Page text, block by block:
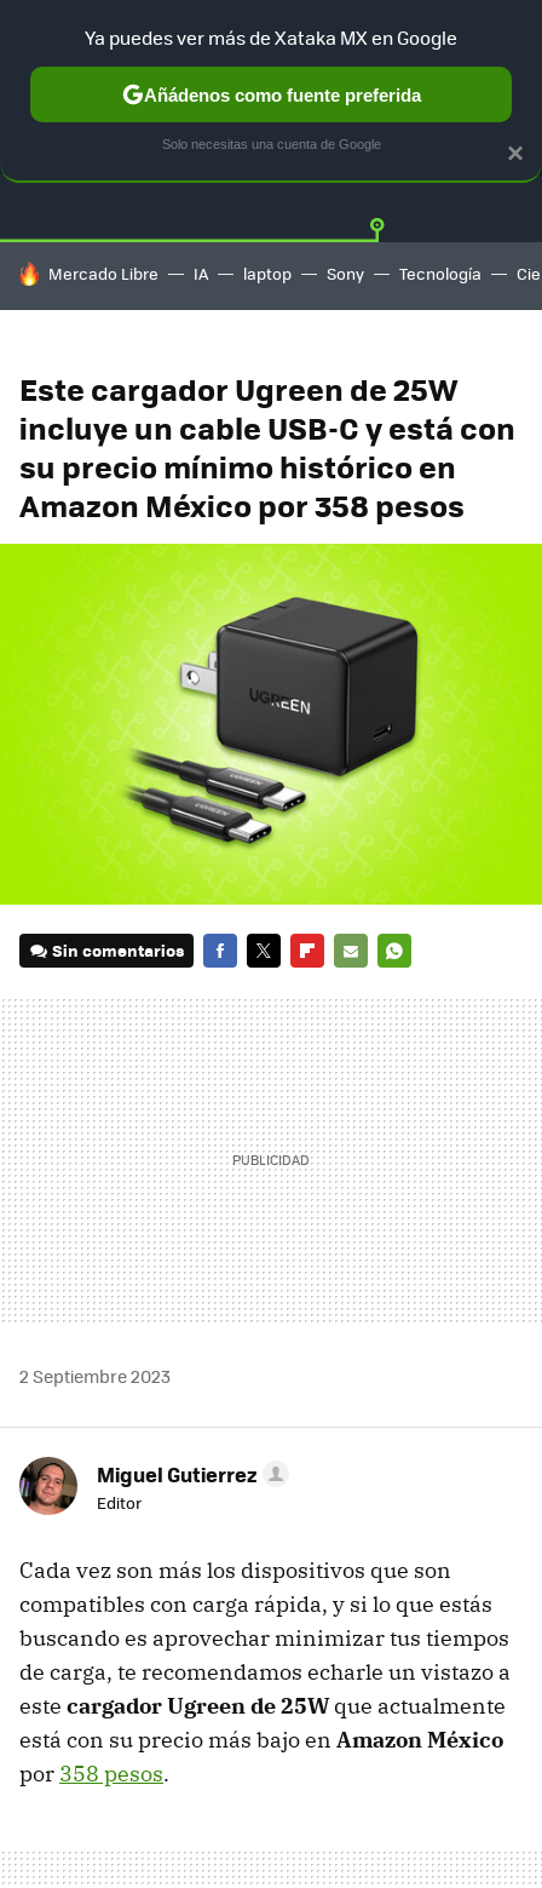
GUÍA DE COMPRAS MERCADO LIBRE
HOY SE HABLA DE
Mercado Libre IA laptop Sony Tecnología
Este cargador Ugreen de 25W
incluye un cable USB-C y está con
su precio mínimo histórico en
Amazon México por 358 pesos
Sin comentarios
MAIL
2 Septiembre 2023
Miguel Gutierrez
Editor
Cada vez son más los dispositivos que son
compatibles con carga rápida, y si lo que estás
buscando es aprovechar minimizar tus tiempos
de carga, te recomendamos echarle un vistazo a
este cargador Ugreen de 25Wque actualmente
está con su precio más bajo en Amazon México
por 358 pesos.
×
Ya puedes ver más de Xataka MX en Google
Añádenos como fuente preferida
Solo necesitas una cuenta de Google